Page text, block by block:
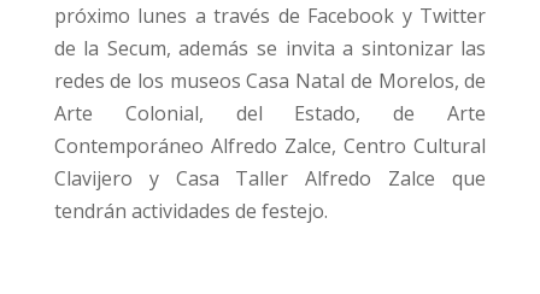
próximo lunes a través de Facebook y Twitter
de la Secum, además se invita a sintonizar las
redes de los museos Casa Natal de Morelos, de
Arte Colonial, del Estado, de Arte
Contemporáneo Alfredo Zalce, Centro Cultural
Clavijero y Casa Taller Alfredo Zalce que
tendrán actividades de festejo.